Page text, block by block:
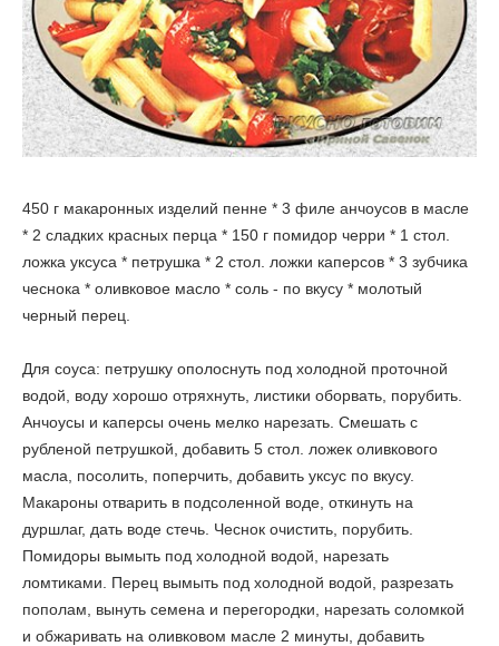
450 г макаронных изделий пенне * 3 филе анчоусов в масле
* 2 сладких красных перца * 150 г помидор черри * 1 стол.
ложка уксуса * петрушка * 2 стол. ложки каперсов * 3 зубчика
чеснока * оливковое масло * соль - по вкусу * молотый
черный перец.
Для соуса: петрушку ополоснуть под холодной проточной
водой, воду хорошо отряхнуть, листики оборвать, порубить.
Анчоусы и каперсы очень мелко нарезать. Смешать с
рубленой петрушкой, добавить 5 стол. ложек оливкового
масла, посолить, поперчить, добавить уксус по вкусу.
Макароны отварить в подсоленной воде, откинуть на
дуршлаг, дать воде стечь. Чеснок очистить, порубить.
Помидоры вымыть под холодной водой, нарезать
ломтиками. Перец вымыть под холодной водой, разрезать
пополам, вынуть семена и перегородки, нарезать соломкой
и обжаривать на оливковом масле 2 минуты, добавить